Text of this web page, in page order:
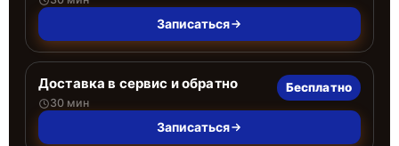
Записаться
Доставка в сервис и обратно
30 мин
Бесплатно
Записаться